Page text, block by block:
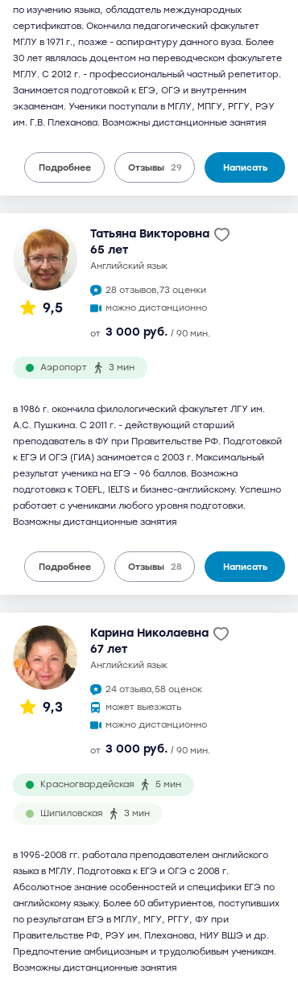
по изучению языка, обладатель международных
сертификатов. Окончила педагогический факультет
МГЛУ в 1971 г., позже - аспирантуру данного вуза. Более
30 лет являлась доцентом на переводческом факультете
МГЛУ. С 2012 г. - профессиональный частный репетитор.
Занимается подготовкой к ЕГЭ, ОГЭ и внутренним
экзаменам. Ученики поступали в МГЛУ, МПГУ, РГГУ, РЭУ
им. Г.В. Плеханова. Возможны дистанционные занятия
Подробнее Отзывы 29 Написать
9,5
Татьяна Викторовна
65 лет
английский язык
28 отзывов,73 оценки
можно дистанционно
от 3 000 руб. / 90 мин.
Аэропорт 3 мин
в 1986 г. окончила филологический факультет ЛГУ им.
А.С. Пушкина. С 2011 г. - действующий старший
преподаватель в ФУ при Правительстве РФ. Подготовкой
к ЕГЭ И ОГЭ (ГИА) занимается с 2003 г. Максимальный
результат ученика на ЕГЭ - 96 баллов. Возможна
подготовка к TOEFL, IELTS и бизнес-английскому. Успешно
работает с учениками любого уровня подготовки.
Возможны дистанционные занятия
Подробнее Отзывы 28 Написать
9,3
Карина Николаевна
67 лет
английский язык
24 отзыва,58 оценок
может выезжать
можно дистанционно
от 3 000 руб. / 90 мин.
Красногвардейская 5 мин
Шипиловская 3 мин
в 1995-2008 гг. работала преподавателем английского
языка в МГЛУ. Подготовка к ЕГЭ и ОГЭ с 2008 г.
Абсолютное знание особенностей и специфики ЕГЭ по
английскому языку. Более 60 абитуриентов, поступивших
по результатам ЕГЭ в МГЛУ, МГУ, РГГУ, ФУ при
Правительстве РФ, РЭУ им. Плеханова, НИУ ВШЭ и др.
Предпочтение амбициозным и трудолюбивым ученикам.
Возможны дистанционные занятия